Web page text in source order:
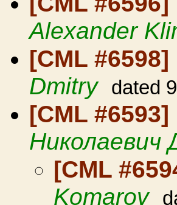
Alexander
[CML #6598]
Dmitry dated
[CML #6593]
Николаевич
[CML
Komarov